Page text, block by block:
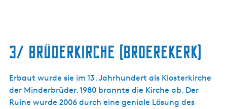
3/ Brüderkirche (Broerekerk)
Erbaut wurde sie im 13. Jahrhundert als Klosterkirche
der Minderbrüder. 1980 brannte die Kirche ab. Der
Ruine wurde 2006 durch eine geniale Lösung des